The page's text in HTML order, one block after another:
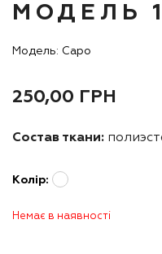
МОДЕЛЬ
Модель: Capo
250,00 ГРН
Состав ткани:
Колір:
Немає в наявності